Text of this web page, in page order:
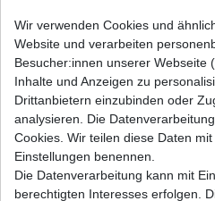
Filter
Luftfilter Hiflo
Wir verwenden Cookies und
Website und verarbeiten
Besucher:innen unserer Webseite
Inhalte und Anzeigen zu
Drittanbietern einzubinden oder
analysieren. Die
Cookies. Wir teilen diese Daten
Einstellungen benennen.
Die Datenverarbeitung kann mit
berechtigten Interesses erfolgen.